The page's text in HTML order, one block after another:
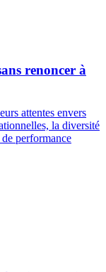
renoncer à
attentes envers
la diversité
performance